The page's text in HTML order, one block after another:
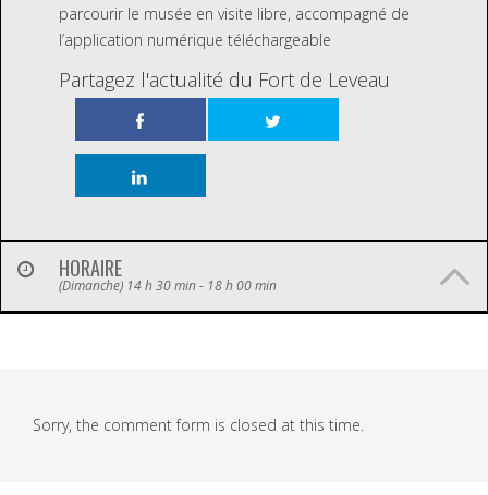
parcourir le musée en visite libre, accompagné de
l’application numérique téléchargeable
Partagez l'actualité du Fort de Leveau
HORAIRE
(Dimanche) 14 h 30 min - 18 h 00 min
Sorry, the comment form is closed at this time.